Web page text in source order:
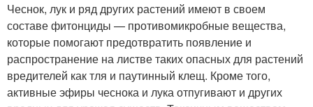
Чеснок, лук и ряд других растений имеют в своем
составе фитонциды — противомикробные вещества,
которые помогают предотвратить появление и
распространение на листве таких опасных для растений
вредителей как тля и паутинный клещ. Кроме того,
активные эфиры чеснока и лука отпугивают и других